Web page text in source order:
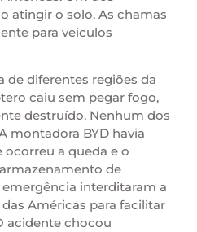
atingir o solo. As chamas
para veículos
de diferentes regiões da
caiu sem pegar fogo,
destruído. Nenhum dos
montadora BYD havia
a queda e o
de
interditaram a
Américas para facilitar
acidente chocou